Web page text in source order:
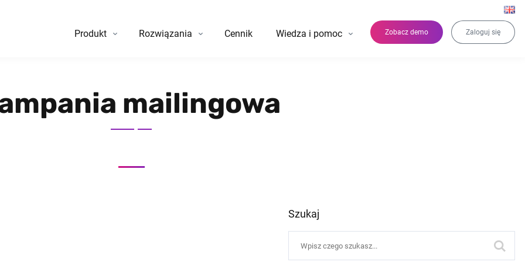
Zobacz demo Zaloguj się
Produkt Rozwiązania Cennik Wiedza i pomoc
mailingowa
Szukaj